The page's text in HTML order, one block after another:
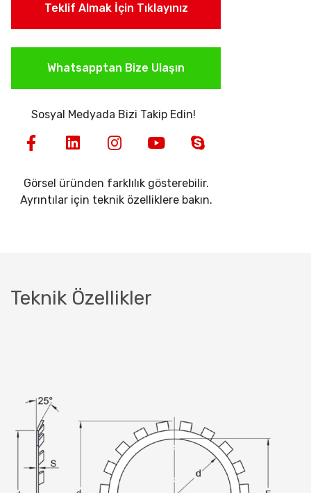
Teklif Almak İçin Tıklayınız
Whatsapptan Bize Ulaşın
Sosyal Medyada Bizi Takip Edin!
Görsel üründen farklılık gösterebilir.
Ayrıntılar için teknik özelliklere bakın.
Teknik Özellikler